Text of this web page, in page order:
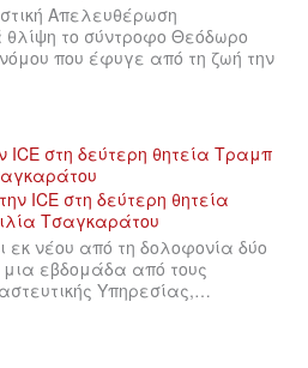
Απελευθέρωση
το σύντροφο Θεόδωρο
που έφυγε από τη ζωή την
ICE στη δεύτερη θητεία Τραμπ
εκ νέου από τη δολοφονία δύο
εβδομάδα από τους
Υπηρεσίας,…